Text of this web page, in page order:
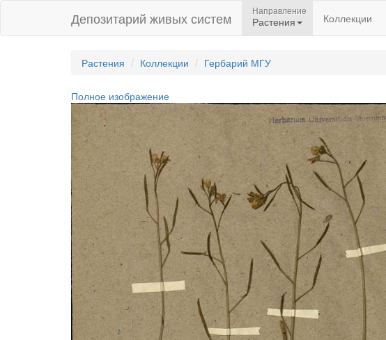
Депозитарий живых систем Направление
Растения Коллекции
Растения Коллекции Гербарий МГУ
Полное изображение